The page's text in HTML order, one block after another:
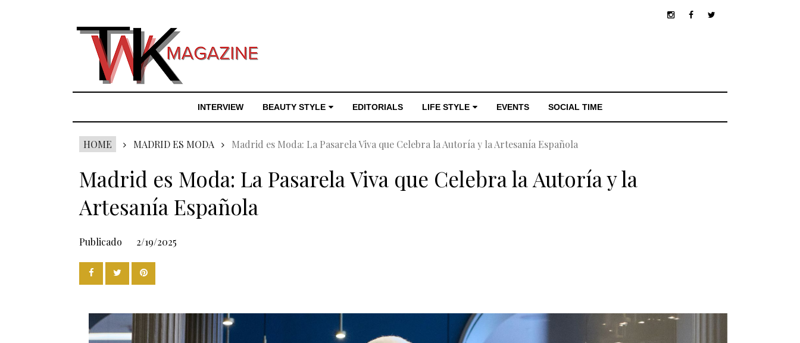
INTERVIEW BEAUTY STYLE EDITORIALS LIFE STYLE EVENTS SOCIAL TIME
HOME MADRID ES MODA Madrid es Moda: La Pasarela Viva que Celebra la Autoría y la Artesanía Española
Madrid es Moda: La Pasarela Viva que Celebra la Autoría y la
Artesanía Española
Publicado 2/19/2025